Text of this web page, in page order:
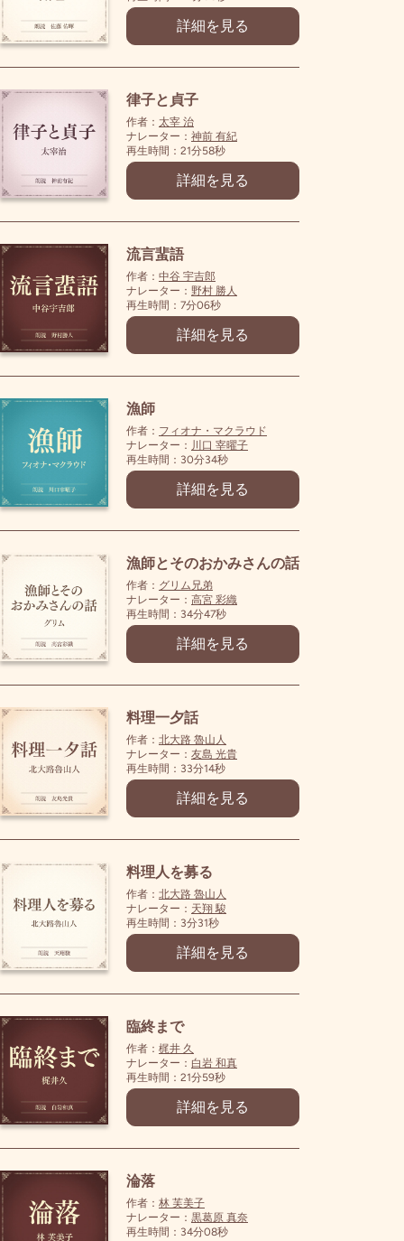
詳細を見る
律子と貞子
作者： 太宰 治
ナレーター： 神前 有紀
再生時間：21分58秒
詳細を見る
流言蜚語
作者： 中谷 宇吉郎
ナレーター： 野村 勝人
再生時間：7分06秒
詳細を見る
漁師
作者： フィオナ・マクラウド
ナレーター： 川口 宰曜子
再生時間：30分34秒
詳細を見る
漁師とそのおかみさんの話
作者： グリム兄弟
ナレーター： 高宮 彩織
再生時間：34分47秒
詳細を見る
料理一夕話
作者： 北大路 魯山人
ナレーター： 友島 光貴
再生時間：33分14秒
詳細を見る
料理人を募る
作者： 北大路 魯山人
ナレーター： 天翔 駿
再生時間：3分31秒
詳細を見る
臨終まで
作者： 梶井 久
ナレーター： 白岩 和真
再生時間：21分59秒
詳細を見る
淪落
作者： 林 芙美子
ナレーター： 黒葛原 真奈
再生時間：34分08秒